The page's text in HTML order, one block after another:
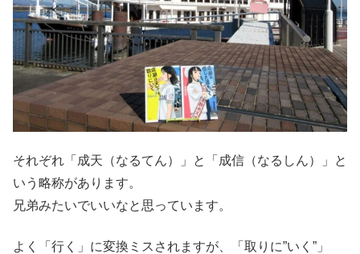
それぞれ「成天（なるてん）」と「成信（なるしん）」と
いう略称があります。
兄弟みたいでいいなと思っています。
よく「行く」に変換ミスされますが、「取りに”いく”」